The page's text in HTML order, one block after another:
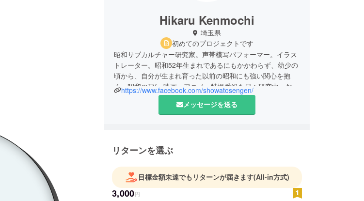
Hikaru Kenmochi
埼玉県
初めてのプロジェクトです
昭和サブカルチャー研究家。声帯模写パフォーマー。イラス
トレーター。昭和52年生まれであるにもかかわらず、幼少の
頃から、自分が生まれ育った以前の昭和にも強い関心を抱
く。昭和のTV・映画・アニメ・特撮番組を日々研究中。お
きゃんで、おしゃまなお嬢様が大好き。
https://www.facebook.com/showatosengen/
メッセージを送る
リターンを選ぶ
目標金額未達でもリターンが届きます(All-in方式)
3,000円